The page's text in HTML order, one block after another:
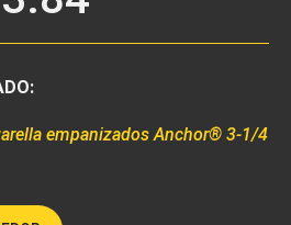
empanizados Anchor® 3-1/4